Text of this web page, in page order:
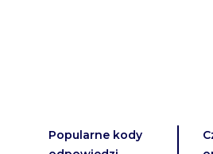
Popularne kody